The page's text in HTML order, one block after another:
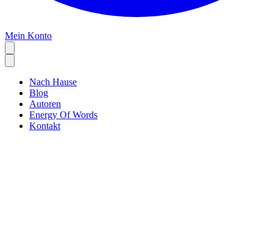
Mein Konto
Nach Hause
Blog
Autoren
Energy Of Words
Kontakt